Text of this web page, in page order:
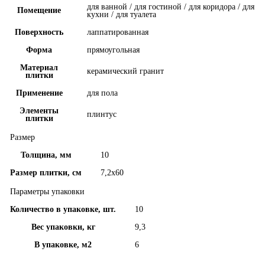
Помещение
для ванной / для гостиной / для коридора / для
кухни / для туалета
Поверхность
лаппатированная
Форма
прямоугольная
Материал
плитки
керамический гранит
Применение
для пола
Элементы
плитки
плинтус
Размер
Толщина, мм
10
Размер плитки, см
7,2x60
Параметры упаковки
Количество в упаковке, шт.
10
Вес упаковки, кг
9,3
В упаковке, м2
6